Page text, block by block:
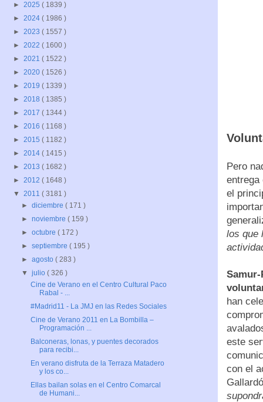
Pero
el
los que
han
este
con el
► 2025 ( 1839 )
► 2024 ( 1986 )
► 2023 ( 1557 )
► 2022 ( 1600 )
► 2021 ( 1522 )
► 2020 ( 1526 )
► 2019 ( 1339 )
► 2018 ( 1385 )
► 2017 ( 1344 )
► 2016 ( 1168 )
► 2015 ( 1182 )
► 2014 ( 1415 )
► 2013 ( 1682 )
► 2012 ( 1648 )
▼ 2011 ( 3181 )
►diciembre( 171 )
►noviembre( 159 )
►octubre( 172 )
►septiembre( 195 )
►agosto( 283 )
▼julio( 326 )
Cine de Verano en el Centro Cultural Paco
Rabal - ...
#Madrid11 - La JMJ en las Redes Sociales
Cine de Verano 2011 en La Bombilla –
Programación ...
Balconeras, lonas, y puentes decorados
para recibi...
En verano disfruta de la Terraza Matadero
y los co...
Ellas bailan solas en el Centro Comarcal
de Humani...